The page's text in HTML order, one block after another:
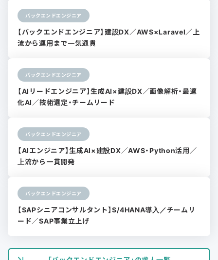
バックエンドエンジニア
【バックエンドエンジニア】建設DX／AWS×Laravel／上
流から運用まで一気通貫
バックエンドエンジニア
【AIリードエンジニア】生成AI×建設DX／画像解析・最適
化AI／技術選定・チームリード
バックエンドエンジニア
【AIエンジニア】生成AI×建設DX／AWS・Python活用／
上流から一貫開発
バックエンドエンジニア
【SAPシニアコンサルタント】S/4HANA導入／チームリ
ード／SAP事業立上げ